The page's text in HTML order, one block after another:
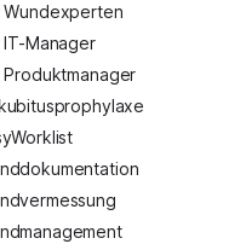
Wundexperten
IT-Manager
Produktmanager